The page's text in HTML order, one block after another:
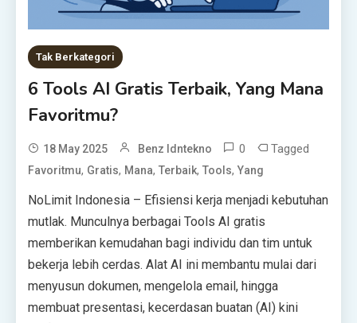
Tak Berkategori
6 Tools AI Gratis Terbaik, Yang Mana
Favoritmu?
18 May 2025 Benz Idntekno 0 Tagged
Favoritmu, Gratis, Mana,Terbaik,Tools,Yang
NoLimit Indonesia – Efisiensi kerja menjadi kebutuhan
mutlak. Munculnya berbagai Tools AI gratis
memberikan kemudahan bagi individu dan tim untuk
bekerja lebih cerdas. Alat AI ini membantu mulai dari
menyusun dokumen, mengelola email, hingga
membuat presentasi, kecerdasan buatan (AI) kini